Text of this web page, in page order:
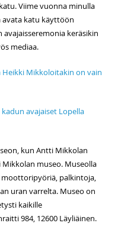
Viime vuonna minulla
avata katu käyttöön
avajaisseremonia keräsikin
mediaa.
Heikki Mikkoloitakin on vain
avajaiset Lopella
kun Antti Mikkolan
museo. Museolla
palkintoja,
uran varrelta. Museo on
kaikille
984, 12600 Läyliäinen.